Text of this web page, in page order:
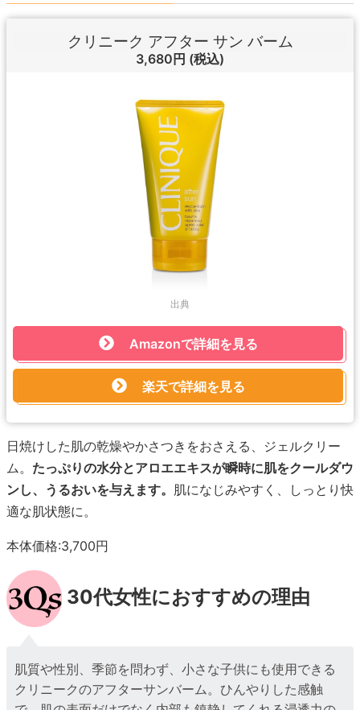
クリニーク アフター サン バーム
3,680円 (税込)
出典
Amazonで詳細を見る
楽天で詳細を見る
日焼けした肌の乾燥やかさつきをおさえる、ジェルクリー
ム。 たっぷりの水分とアロエエキスが瞬時に肌をクールダウ
ンし、うるおいを与えます。 肌になじみやすく、しっとり快
適な肌状態に。
本体価格:3,700円
30代女性におすすめの理由
肌質や性別、季節を問わず、小さな子供にも使用できる
クリニークのアフターサンバーム。ひんやりした感触